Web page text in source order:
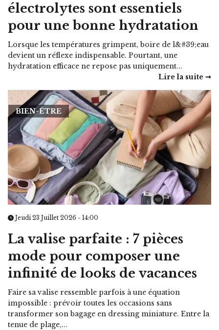
électrolytes sont essentiels
pour une bonne hydratation
Lorsque les températures grimpent, boire de l&#39;eau
devient un réflexe indispensable. Pourtant, une
hydratation efficace ne repose pas uniquement...
Lire la suite ➞
BIEN-ÊTRE
Jeudi 23 Juillet 2026 - 14:00
La valise parfaite : 7 pièces
mode pour composer une
infinité de looks de vacances
Faire sa valise ressemble parfois à une équation
impossible : prévoir toutes les occasions sans
transformer son bagage en dressing miniature. Entre la
tenue de plage,...